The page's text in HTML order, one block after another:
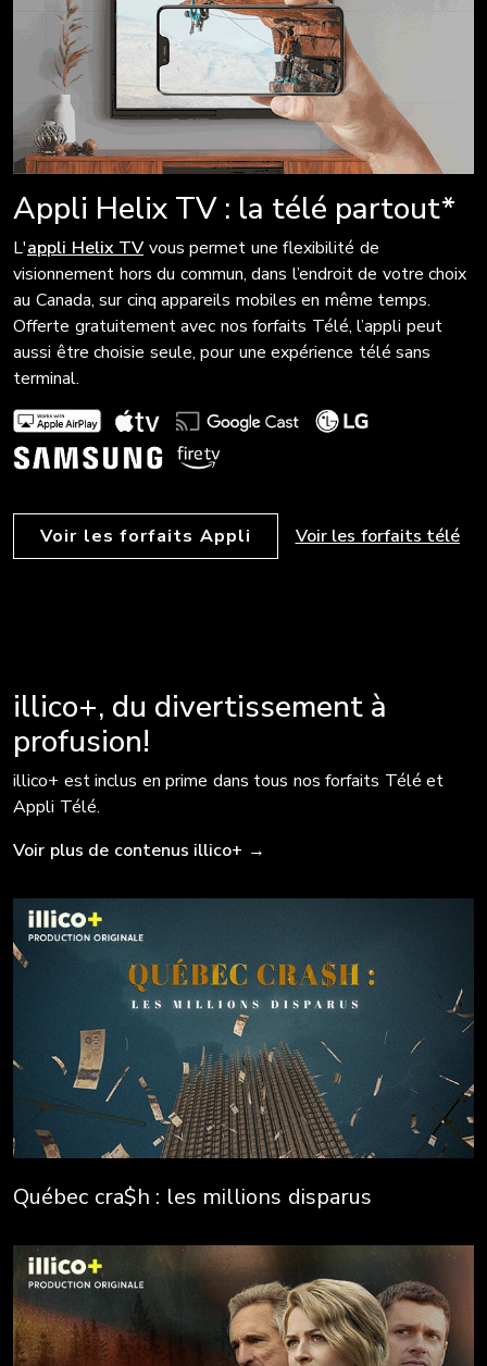
Appli Helix TV : la télé partout*
L'appli Helix TV vous permet une flexibilité de
visionnement hors du commun, dans l’endroit de votre choix
au Canada, sur cinq appareils mobiles en même temps.
Offerte gratuitement avec nos forfaits Télé, l’appli peut
aussi être choisie seule, pour une expérience télé sans
terminal.
Voir les forfaits Appli Voir les forfaits télé
illico+, du divertissement à
profusion!
illico+ est inclus en prime dans tous nos forfaits Télé et
Appli Télé.
Voir plus de contenus illico+ →
Québec cra$h : les millions disparus